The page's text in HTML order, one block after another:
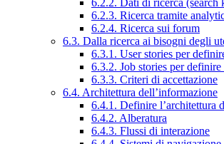
6.2.2. Dati di ricerca (search
6.2.3. Ricerca tramite
6.2.4. Ricerca sui forum
6.3. Dalla ricerca ai bisogni degli
6.3.1. User stories per
6.3.2. Job stories per
6.3.3. Criteri di accettazione
6.4. Architettura dell’informazione
6.4.1. Definire l’architettura
6.4.2. Alberatura
6.4.3. Flussi di interazione